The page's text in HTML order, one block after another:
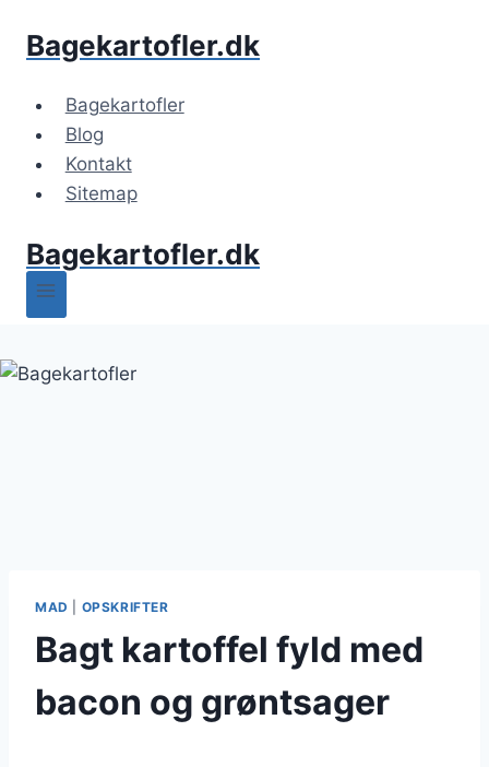
Bagekartofler.dk
Bagekartofler
Blog
Kontakt
Sitemap
Bagekartofler.dk
MAD OPSKRIFTER
Bagt kartoffel fyld med
bacon og grøntsager